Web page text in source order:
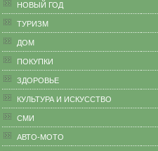
НОВЫЙ ГОД
ТУРИЗМ
ДОМ
ПОКУПКИ
ЗДОРОВЬЕ
КУЛЬТУРА И ИСКУССТВО
СМИ
АВТО-МОТО